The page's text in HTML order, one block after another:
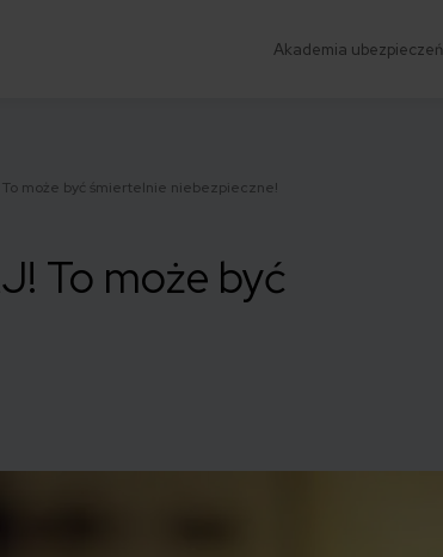
Akademia ubezpieczeń
może być śmiertelnie niebezpieczne!
To może być